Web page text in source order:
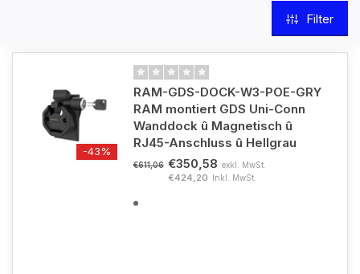
Filter
-43%
RAM-GDS-DOCK-W3-POE-GRY
RAM montiert GDS Uni-Conn
Wanddock û Magnetisch û
RJ45-Anschluss û Hellgrau
€611,06 €350,58 exkl. MwSt.
€424,20 Inkl. MwSt.